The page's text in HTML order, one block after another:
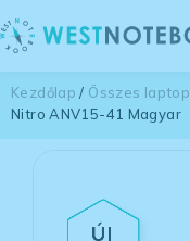
Kezdőlap / Összes laptop
Nitro ANV15-41 Magyar